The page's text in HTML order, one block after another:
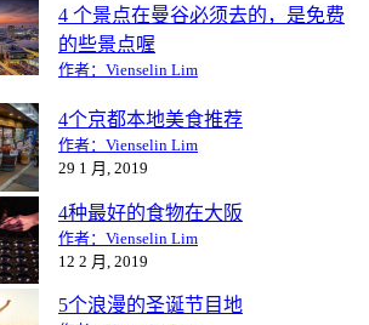
4 个景点在曼谷必须去的，是免费
的些景点喔
作者：Vienselin Lim
4个京都本地美食推荐
作者：Vienselin Lim
29 1 月, 2019
4种最好的食物在大阪
作者：Vienselin Lim
12 2 月, 2019
5个浪漫的圣诞节目地